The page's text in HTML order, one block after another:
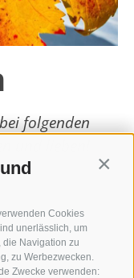
Cookies
unerlässlich, um
Navigation zu
zu Werbezwecken.
Zwecke verwenden:
folgenden